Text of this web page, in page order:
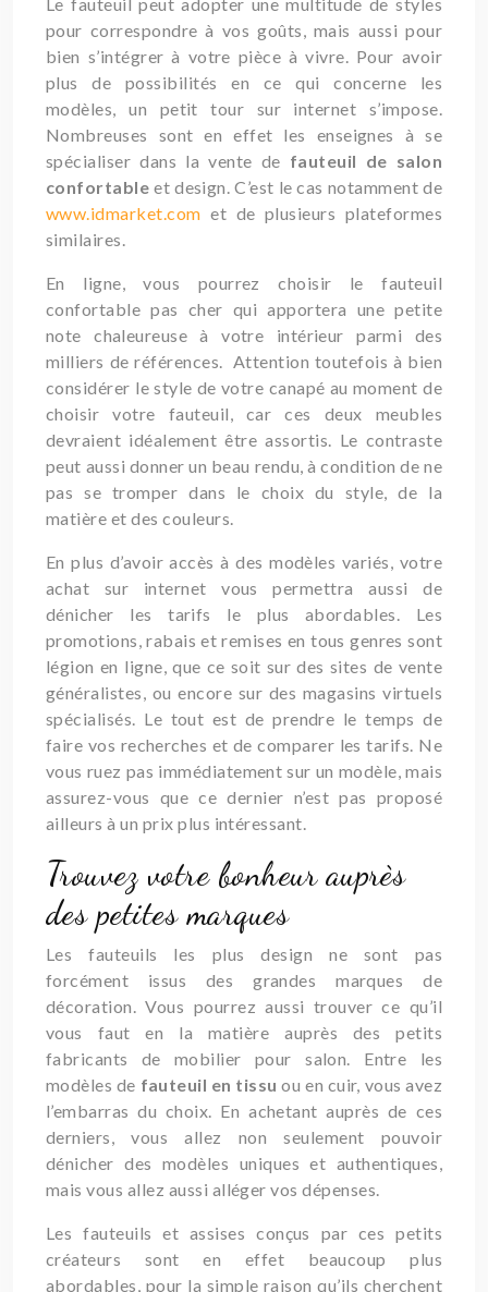
pour correspondre à vos goûts, mais aussi pour
bien s’intégrer à votre pièce à vivre. Pour avoir
plus de possibilités en ce qui concerne les
modèles, un petit tour sur internet s’impose.
Nombreuses sont en effet les enseignes à se
spécialiser dans la vente de fauteuil de salon
confortable et design. C’est le cas notamment de
www.idmarket.com et de plusieurs plateformes
similaires.
En ligne, vous pourrez choisir le fauteuil
confortable pas cher qui apportera une petite
note chaleureuse à votre intérieur parmi des
milliers de références. Attention toutefois à bien
considérer le style de votre canapé au moment de
choisir votre fauteuil, car ces deux meubles
devraient idéalement être assortis. Le contraste
peut aussi donner un beau rendu, à condition de ne
pas se tromper dans le choix du style, de la
matière et des couleurs.
En plus d’avoir accès à des modèles variés, votre
achat sur internet vous permettra aussi de
dénicher les tarifs le plus abordables. Les
promotions, rabais et remises en tous genres sont
légion en ligne, que ce soit sur des sites de vente
généralistes, ou encore sur des magasins virtuels
spécialisés. Le tout est de prendre le temps de
faire vos recherches et de comparer les tarifs. Ne
vous ruez pas immédiatement sur un modèle, mais
assurez-vous que ce dernier n’est pas proposé
ailleurs à un prix plus intéressant.
Trouvez votre bonheur auprès
des petites marques
Les fauteuils les plus design ne sont pas
forcément issus des grandes marques de
décoration. Vous pourrez aussi trouver ce qu’il
vous faut en la matière auprès des petits
fabricants de mobilier pour salon. Entre les
modèles de fauteuil en tissu ou en cuir, vous avez
l’embarras du choix. En achetant auprès de ces
derniers, vous allez non seulement pouvoir
dénicher des modèles uniques et authentiques,
mais vous allez aussi alléger vos dépenses.
Les fauteuils et assises conçus par ces petits
créateurs sont en effet beaucoup plus
abordables, pour la simple raison qu’ils cherchent